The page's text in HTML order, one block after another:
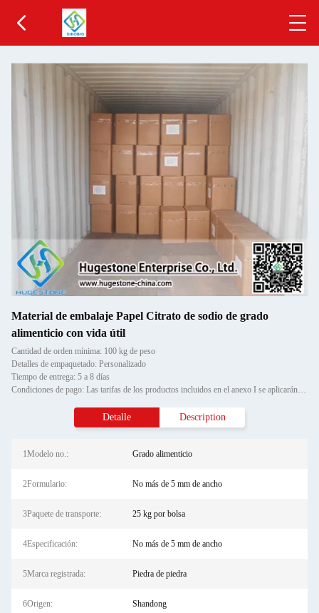
2/4
Material de embalaje Papel Citrato de sodio de grado
alimenticio con vida útil
Cantidad de orden mínima: 100 kg de peso
Detalles de empaquetado: Personalizado
Tiempo de entrega: 5 a 8 días
Condiciones de pago: Las tarifas de los productos incluidos en el anexo I se aplicarán a los productos incluidos en el an
Detalle Description
1Modelo no.: Grado alimenticio
2Formulario: No más de 5 mm de ancho
3Paquete de transporte: 25 kg por bolsa
4Especificación: No más de 5 mm de ancho
5Marca registrada: Piedra de piedra
6Origen: Shandong